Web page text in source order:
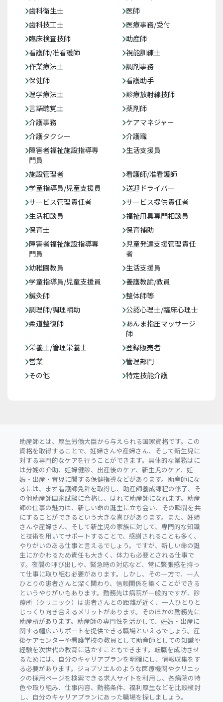
歯科衛生士
医師
歯科技工士
医療事務/受付
臨床検査技師
助産師
看護師/准看護師
視能訓練士
作業療法士
調剤事務
保健師
看護助手
理学療法士
診療放射線技師
言語聴覚士
薬剤師
介護事務
ケアマネジャー
介護タクシー
介護職
障害者福祉施設指導専
門員
生活支援員
施設管理者
看護師/准看護師
学童指導員/児童支援員
送迎ドライバー
サービス管理責任者
サービス提供責任者
生活相談員
福祉用具専門相談員
保育士
保育補助
障害者福祉施設指導専
門員
児童発達支援管理責任
者
幼稚園教員
生活支援員
学童指導員/児童支援員
養護教諭/教員
鍼灸師
整体師等
調理師/調理補助
公認心理士/臨床心理士
柔道整復師
あんま指圧マッサージ
師
栄養士/管理栄養士
登録販売者
営業
管理部門
その他
特定技能介護
助産師とは、厚生労働大臣から与えられる国家資格です。この
資格を取得することで、妊婦さんや産婦さん、そして新生児に
対する専門的なケアを行うことができます。具体的な業務はに
は分娩の介助、妊婦健診、出産後のケア、新生児のケア、妊
娠・出産・育児に関する保健指導などがあります。助産師にな
るには、まず看護師免許を取得し、助産師養成課程の修了、そ
の他助産師国家試験に合格し、はれて助産師になれます。助産
師の仕事の魅力は、新しい命の誕生に立ち会い、その瞬間を共
にすることができるという大きな喜びがあります。また、妊婦
さんや産婦さん、そして新生児の家族に対して、専門的な知識
と技術を用いてサポートすることで、感謝されることも多く、
やりがいのある仕事と言えるでしょう。ですが、新しい命の誕
生にかかわるため責任も大きく、体力も必要とされる仕事で
す。夜間の呼び出しや、緊急時の対応など、常に緊張感を持っ
て仕事に取り組む必要があります。しかし、その一方で、一人
ひとりの患者さんと深く関わり、信頼関係を築くことができる
というやりがいもあります。勤務先は病院が一般的ですが、診
療所（クリニック）は患者さんとの距離が近く、一人ひとりと
じっくり向き合えるメリットがあります。そのほかの勤務先に
助産所があります。助産師の専門性を活かして、妊娠・出産に
関する幅広いサポートを提供できる職場といえるでしょう。産
後ケアセンターや看護学校の教員として助産師としての知識や
経験を次世代の教育に活かすこともできます。転職を成功させ
るためには、自分のキャリアプランを明確にし、情報収集をす
る必要があります。ジョブソエルのような医療機関やクリニッ
クの採用ページを検索できる求人サイトを利用し、各病院の特
色や取り組み、仕事内容、勤務条件、福利厚生などを比較検討
し、自分のキャリアプランにあった職場を探しましょう。